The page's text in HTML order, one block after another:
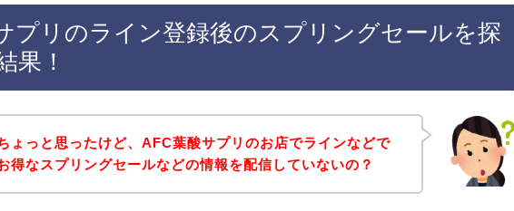
プリのライン登録後のスプリングセールを探
果！
ょっと思ったけど、AFC葉酸サプリのお店でラインなどで
得なスプリングセールなどの情報を配信していないの？